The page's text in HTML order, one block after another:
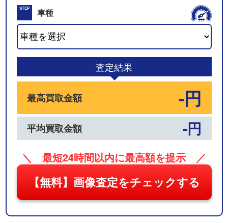
02
STEP
03
車種
査定結果
最高買取金額 -円
平均買取金額 -円
＼ 最短24時間以内に最高額を提示 ／
【無料】画像査定をチェックする